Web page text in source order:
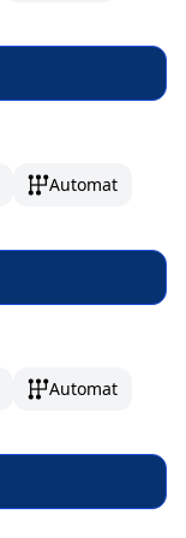
Automat
Automat